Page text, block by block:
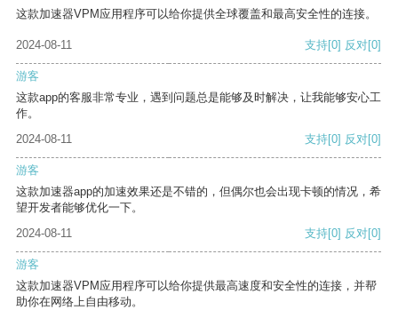
这款加速器VPM应用程序可以给你提供全球覆盖和最高安全性的连接。
2024-08-11 支持[0] 反对[0]
游客
这款app的客服非常专业，遇到问题总是能够及时解决，让我能够安心工
作。
2024-08-11
支持[0] 反对[0]
游客
这款加速器app的加速效果还是不错的，但偶尔也会出现卡顿的情况，希
望开发者能够优化一下。
2024-08-11
支持[0] 反对[0]
游客
这款加速器VPM应用程序可以给你提供最高速度和安全性的连接，并帮
助你在网络上自由移动。